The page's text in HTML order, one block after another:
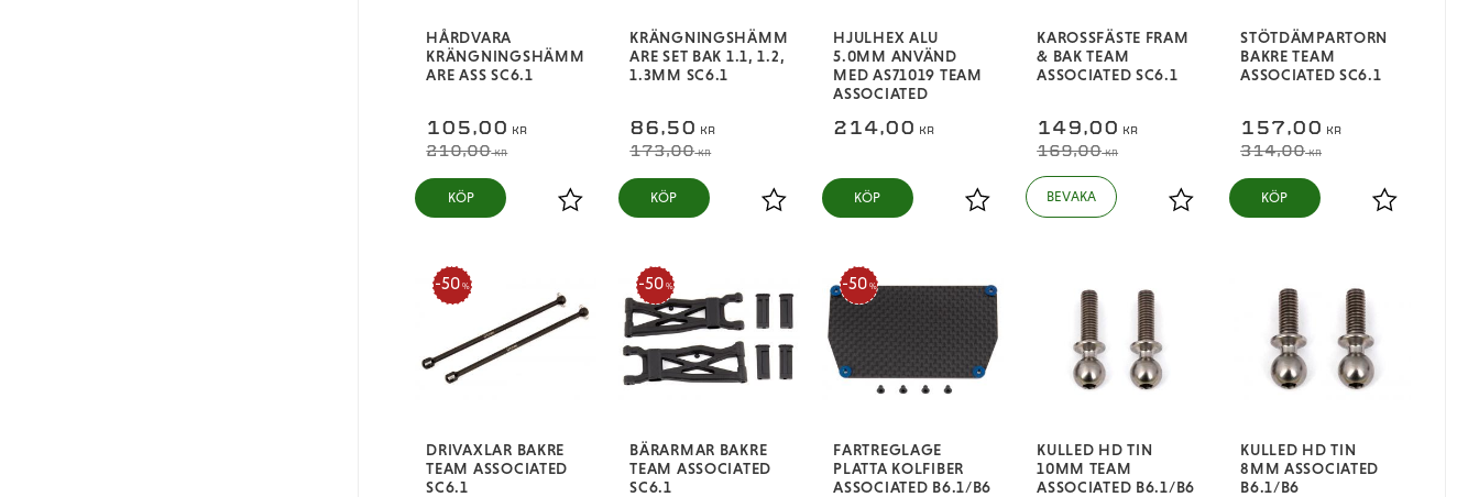
HÅRDVARA
KRÄNGNINGSHÄMM
ARE ASS SC6.1
105,00 KR
210,00KR
Lägg till i favoriter
KÖP
KRÄNGNINGSHÄMM
ARE SET BAK 1.1, 1.2,
1.3MM SC6.1
86,50 KR
173,00KR
Lägg till i favoriter
KÖP
HJULHEX ALU
5.0MM ANVÄND
MED AS71019 TEAM
ASSOCIATED
214,00 KR
Lägg till i favoriter
KÖP
KAROSSFÄSTE FRAM
& BAK TEAM
ASSOCIATED SC6.1
149,00 KR
169,00KR
Lägg till i favoriter
STÖTDÄMPARTORN
BAKRE TEAM
ASSOCIATED SC6.1
157,00 KR
314,00KR
Lägg till i
KÖP
DRIVAXLAR BAKRE
TEAM ASSOCIATED
SC6.1
50 %
BÄRARMAR BAKRE
TEAM ASSOCIATED
SC6.1
50 %
FARTREGLAGE
PLATTA KOLFIBER
ASSOCIATED B6.1/B6
50 %
KULLED HD TIN
10MM TEAM
ASSOCIATED B6.1/B6
KULLED HD TIN
8MM ASSOCIATED
B6.1/B6